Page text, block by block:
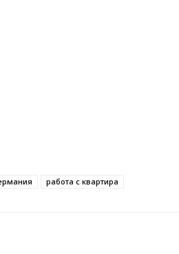
работа с квартира